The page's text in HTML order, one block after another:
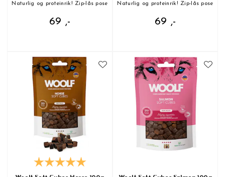
Naturlig og proteinrik! Zip-lås pose
69 ,-
Naturlig og proteinrik! Zip-lås pose
69 ,-